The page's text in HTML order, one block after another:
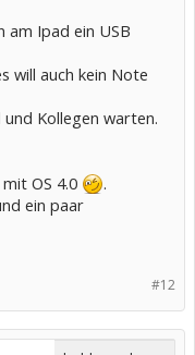
am Ipad ein USB
will auch kein Note
Kollegen warten.
OS 4.0
.
ein paar
#12